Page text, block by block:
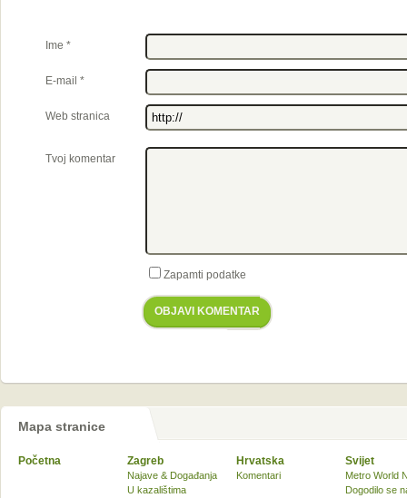
Ime *
E-mail *
Web stranica
Tvoj komentar
Zapamti podatke
OBJAVI KOMENTAR
Mapa stranice
Početna Zagreb
Najave & Događanja
U kazalištima
Hrvatska
Komentari
Svijet
Metro World
Dogodilo se